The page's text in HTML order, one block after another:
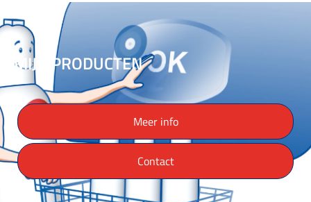
MIJN PRODUCTEN
Meer info
Contact